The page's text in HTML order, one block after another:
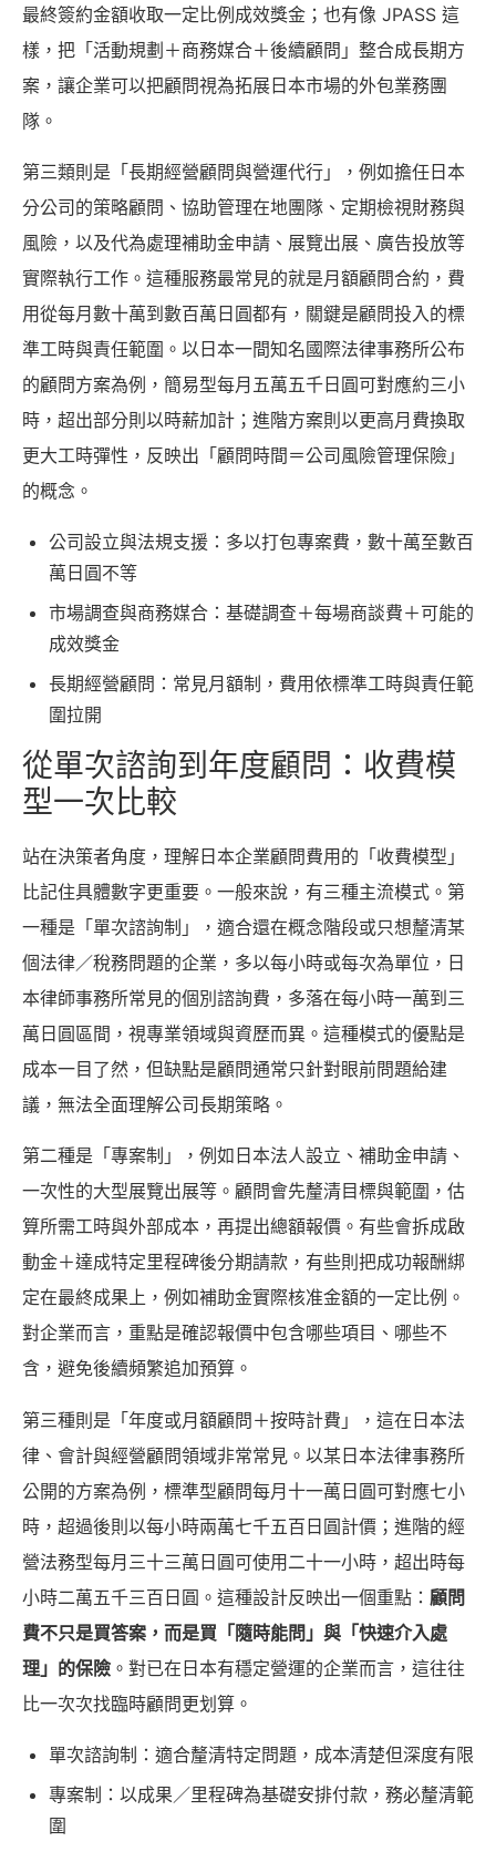
最終簽約金額收取一定比例成效獎金；也有像 JPASS 這
樣，把「活動規劃＋商務媒合＋後續顧問」整合成長期方
案，讓企業可以把顧問視為拓展日本市場的外包業務團
隊。
第三類則是「長期經營顧問與營運代行」，例如擔任日本
分公司的策略顧問、協助管理在地團隊、定期檢視財務與
風險，以及代為處理補助金申請、展覽出展、廣告投放等
實際執行工作。這種服務最常見的就是月額顧問合約，費
用從每月數十萬到數百萬日圓都有，關鍵是顧問投入的標
準工時與責任範圍。以日本一間知名國際法律事務所公布
的顧問方案為例，簡易型每月五萬五千日圓可對應約三小
時，超出部分則以時薪加計；進階方案則以更高月費換取
更大工時彈性，反映出「顧問時間＝公司風險管理保險」
的概念。
公司設立與法規支援：多以打包專案費，數十萬至數百
萬日圓不等
市場調查與商務媒合：基礎調查＋每場商談費＋可能的
成效獎金
長期經營顧問：常見月額制，費用依標準工時與責任範
圍拉開
從單次諮詢到年度顧問：收費模
型一次比較
站在決策者角度，理解日本企業顧問費用的「收費模型」
比記住具體數字更重要。一般來說，有三種主流模式。第
一種是「單次諮詢制」，適合還在概念階段或只想釐清某
個法律／稅務問題的企業，多以每小時或每次為單位，日
本律師事務所常見的個別諮詢費，多落在每小時一萬到三
萬日圓區間，視專業領域與資歷而異。這種模式的優點是
成本一目了然，但缺點是顧問通常只針對眼前問題給建
議，無法全面理解公司長期策略。
第二種是「專案制」，例如日本法人設立、補助金申請、
一次性的大型展覽出展等。顧問會先釐清目標與範圍，估
算所需工時與外部成本，再提出總額報價。有些會拆成啟
動金＋達成特定里程碑後分期請款，有些則把成功報酬綁
定在最終成果上，例如補助金實際核准金額的一定比例。
對企業而言，重點是確認報價中包含哪些項目、哪些不
含，避免後續頻繁追加預算。
第三種則是「年度或月額顧問＋按時計費」，這在日本法
律、會計與經營顧問領域非常常見。以某日本法律事務所
公開的方案為例，標準型顧問每月十一萬日圓可對應七小
時，超過後則以每小時兩萬七千五百日圓計價；進階的經
營法務型每月三十三萬日圓可使用二十一小時，超出時每
小時二萬五千三百日圓。這種設計反映出一個重點： 顧問
費不只是買答案，而是買「隨時能問」與「快速介入處
理」的保險 。對已在日本有穩定營運的企業而言，這往往
比一次次找臨時顧問更划算。
單次諮詢制：適合釐清特定問題，成本清楚但深度有限
專案制：以成果／里程碑為基礎安排付款，務必釐清範
圍